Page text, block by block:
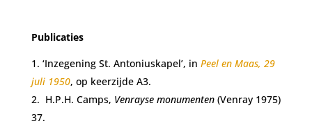
Publicaties
‘Inzegening St. Antoniuskapel’, in Peel en Maas, 29
juli 1950, op keerzijde A3.
H.P.H. Camps, Venrayse monumenten (Venray 1975)
37.